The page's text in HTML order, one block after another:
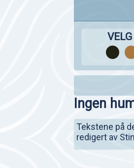
Ingen
Tekstene på
redigert av